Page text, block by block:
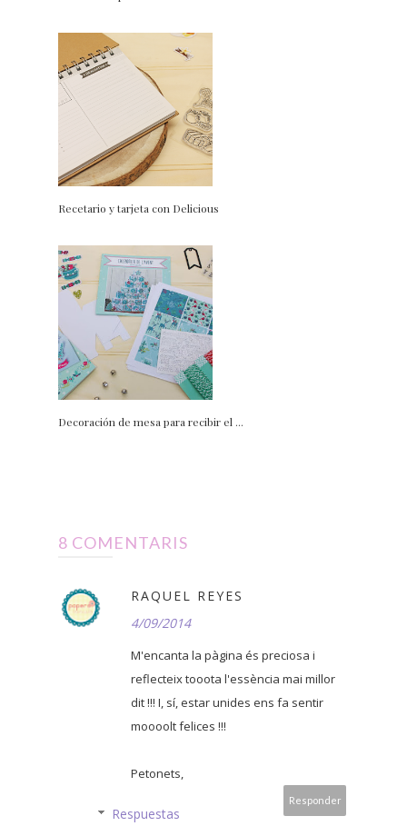
Recetario y tarjeta con Delicious
Decoración de mesa para recibir el ...
8 COMENTARIS
RAQUEL REYES
4/09/2014
M'encanta la pàgina és preciosa i
reflecteix tooota l'essència mai millor
dit !!! I, sí, estar unides ens fa sentir
moooolt felices !!!
Petonets,
Responder
Respuestas